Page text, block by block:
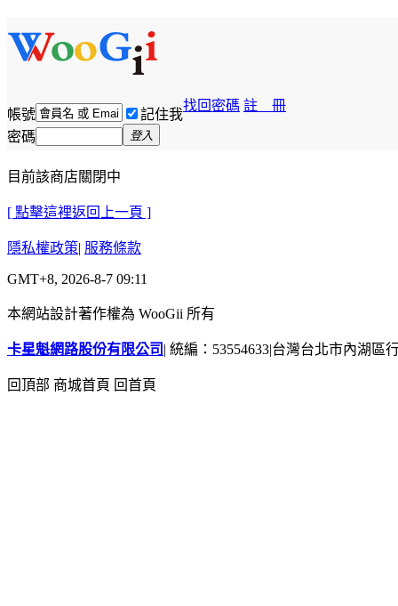
帳號 記住我
找回密碼 註 冊
密碼 登入
目前該商店關閉中
[ 點擊這裡返回上一頁 ]
隱私權政策| 服務條款
GMT+8, 2026-8-7 09:11
本網站設計著作權為 WooGii 所有
卡星魁網路股份有限公司 | 統編：53554633|台灣台北市內湖區
回頂部 商城首頁 回首頁